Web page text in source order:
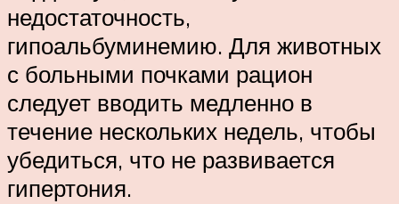
недостаточность,
гипоальбуминемию. Для животных
с больными почками рацион
следует вводить медленно в
течение нескольких недель, чтобы
убедиться, что не развивается
гипертония.